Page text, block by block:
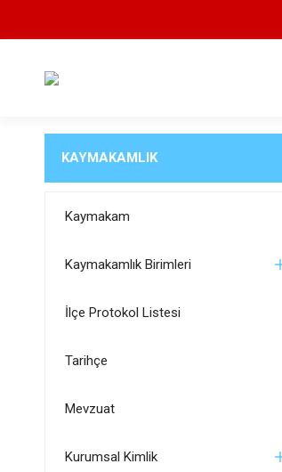
KAYMAKAMLIK
Kaymakam
Kaymakamlık Birimleri
İlçe Protokol Listesi
Tarihçe
Mevzuat
Kurumsal Kimlik